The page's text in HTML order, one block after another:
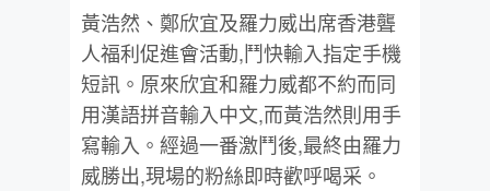
黃浩然、鄭欣宜及羅力威出席香港聾
人福利促進會活動,鬥快輸入指定手機
短訊。原來欣宜和羅力威都不約而同
用漢語拼音輸入中文,而黃浩然則用手
寫輸入。經過一番激鬥後,最終由羅力
威勝出,現場的粉絲即時歡呼喝采。